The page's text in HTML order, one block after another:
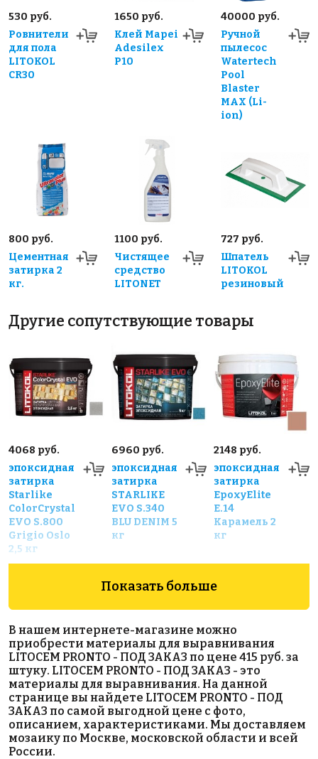
530 руб.
Ровнители
для пола
LITOKOL
CR30
1650 руб.
Клей Mapei
Adesilex
P10
40000 руб.
Ручной
пылесос
Watertech
Pool
Blaster
MAX (Li-
ion)
800 руб.
Цементная
затирка 2
кг.
1100 руб.
Чистящее
средство
LITONET
727 руб.
Шпатель
LITOKOL
резиновый
Другие сопутствующие товары
4068 руб.
эпоксидная
затирка
Starlike
ColorCrystal
EVO S.800
Grigio Oslo
2,5 кг
6960 руб.
эпоксидная
затирка
STARLIKE
EVO S.340
BLU DENIM 5
кг
2148 руб.
эпоксидная
затирка
EpoxyElite
E.14
Карамель 2
кг
536 руб.
Штукатурка
NIVOPLAN
PLUS
2585 руб.
гидроизоляция
PRIMER L - M ,10
кг
1795 руб.
гидроизоляция
LITOBAND Basic
R10
Показать больше
В нашем интернете-магазине можно
приобрести материалы для выравнивания
LITOCEM PRONTO - ПОД ЗАКАЗ по цене 415 руб. за
штуку. LITOCEM PRONTO - ПОД ЗАКАЗ - это
материалы для выравнивания. На данной
странице вы найдете LITOCEM PRONTO - ПОД
ЗАКАЗ по самой выгодной цене с фото,
описанием, характеристиками. Мы доставляем
мозаику по Москве, московской области и всей
России.